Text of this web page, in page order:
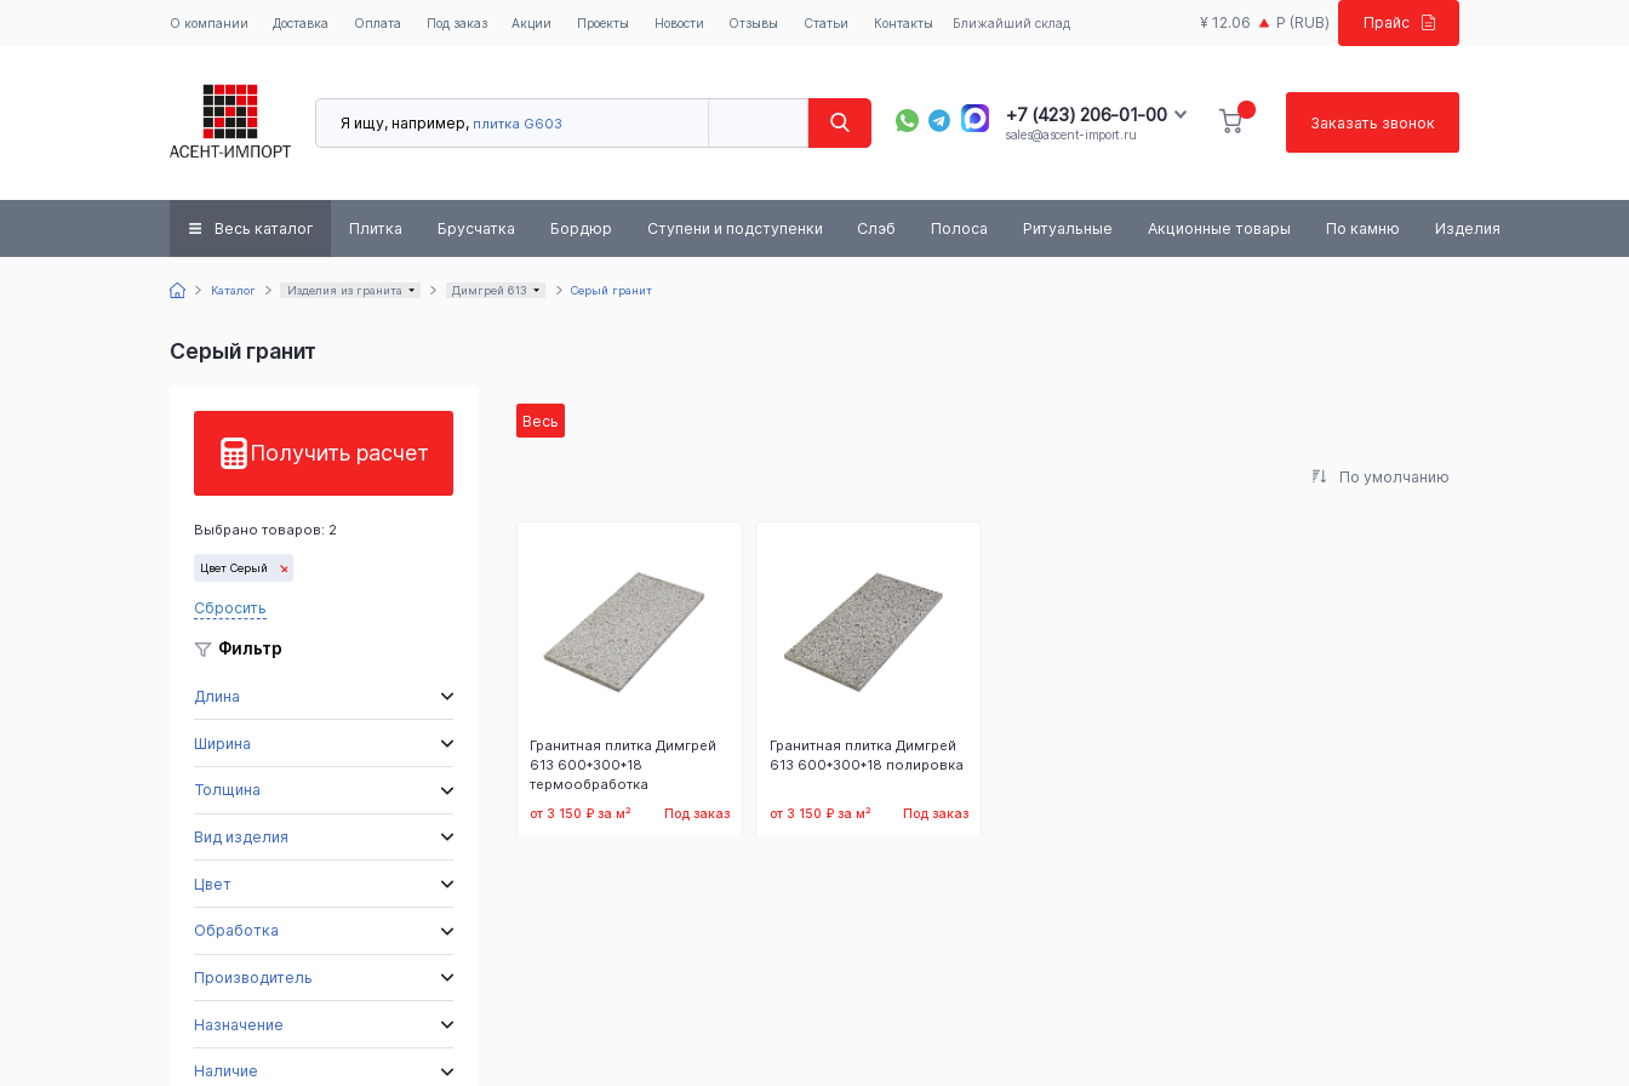
О компании Доставка Оплата Под заказ Акции Проекты Новости Отзывы Статьи Контакты Ближайший склад ¥ 12.06 Р (RUB) Прайс
Я ищу, например, плитка G603
+7 (423) 206-01-00
8 (800) 100-03-84
sales@ascent-import.ru
Заказать звонок
Весь каталог Плитка Брусчатка Бордюр Ступени и подступенки Слэб Полоса Ритуальные Акционные товары По камню Изделия
Каталог Изделия из гранита Димгрей 613 Серый гранит
Серый гранит
Получить расчет
Выбрано товаров: 2
Цвет Серый
Сбросить
Фильтр
Длина
Ширина
Толщина
Вид изделия
Цвет
Обработка
Производитель
Назначение
Наличие
Весь
По умолчанию
Гранитная плитка Димгрей
613 600*300*18
термообработка
от 3 150 ₽ за м² Под заказ
Гранитная плитка Димгрей
613 600*300*18 полировка
от 3 150 ₽ за м² Под заказ